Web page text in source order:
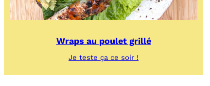
Wraps au poulet grillé
Je teste ça ce soir !
au